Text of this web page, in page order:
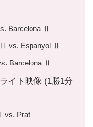
Barcelona Ⅱ
Ⅱ vs. Espanyol Ⅱ
Barcelona Ⅱ
イト映像 (1勝1分
vs. Prat